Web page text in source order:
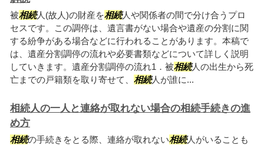
被相続人(故人)の財産を相続人や関係者の間で分け合うプロ
セスです。この調停は、遺言書がない場合や遺産の分割に関
する紛争がある場合などに行われることがあります。本稿で
は、遺産分割調停の流れや必要書類などについて詳しく説明
していきます。遺産分割調停の流れ1．被相続人の出生から死
亡までの戸籍類を取り寄せて、 相続人が誰に...
相続人の一人と連絡が取れない場合の相続手続きの進
め方
相続の手続きをとる際、連絡が取れない相続人がいることも